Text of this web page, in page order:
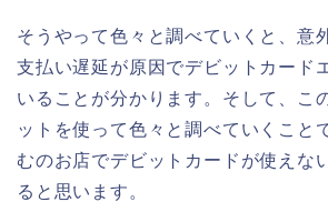
そうやって色々と調べていくと、意
支払い遅延が原因でデビットカード
いることが分かります。そして、こ
ットを使って色々と調べていくこと
むのお店でデビットカードが使えな
ると思います。